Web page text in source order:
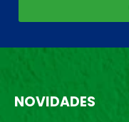
NOVIDADES